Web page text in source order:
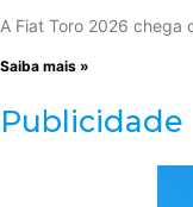
A Fiat Toro 2026 chega
Saiba mais »
Publicidade